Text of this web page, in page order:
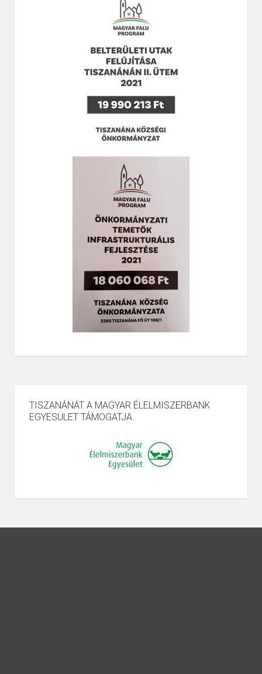
TISZANÁNÁT A MAGYAR ÉLELMISZERBANK
EGYESÜLET TÁMOGATJA.